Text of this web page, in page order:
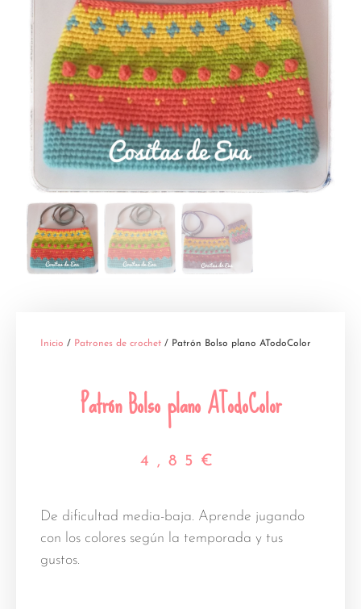
Inicio / Patrones de crochet / Patrón Bolso plano ATodoColor
Patrón Bolso plano ATodoColor
4,85 €
De dificultad media-baja. Aprende jugando
con los colores según la temporada y tus
gustos.